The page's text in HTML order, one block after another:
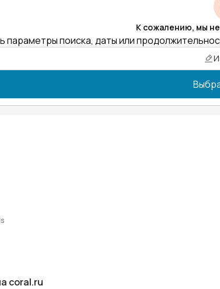
К сожалению, мы
параметры поиска, даты или
coral.ru